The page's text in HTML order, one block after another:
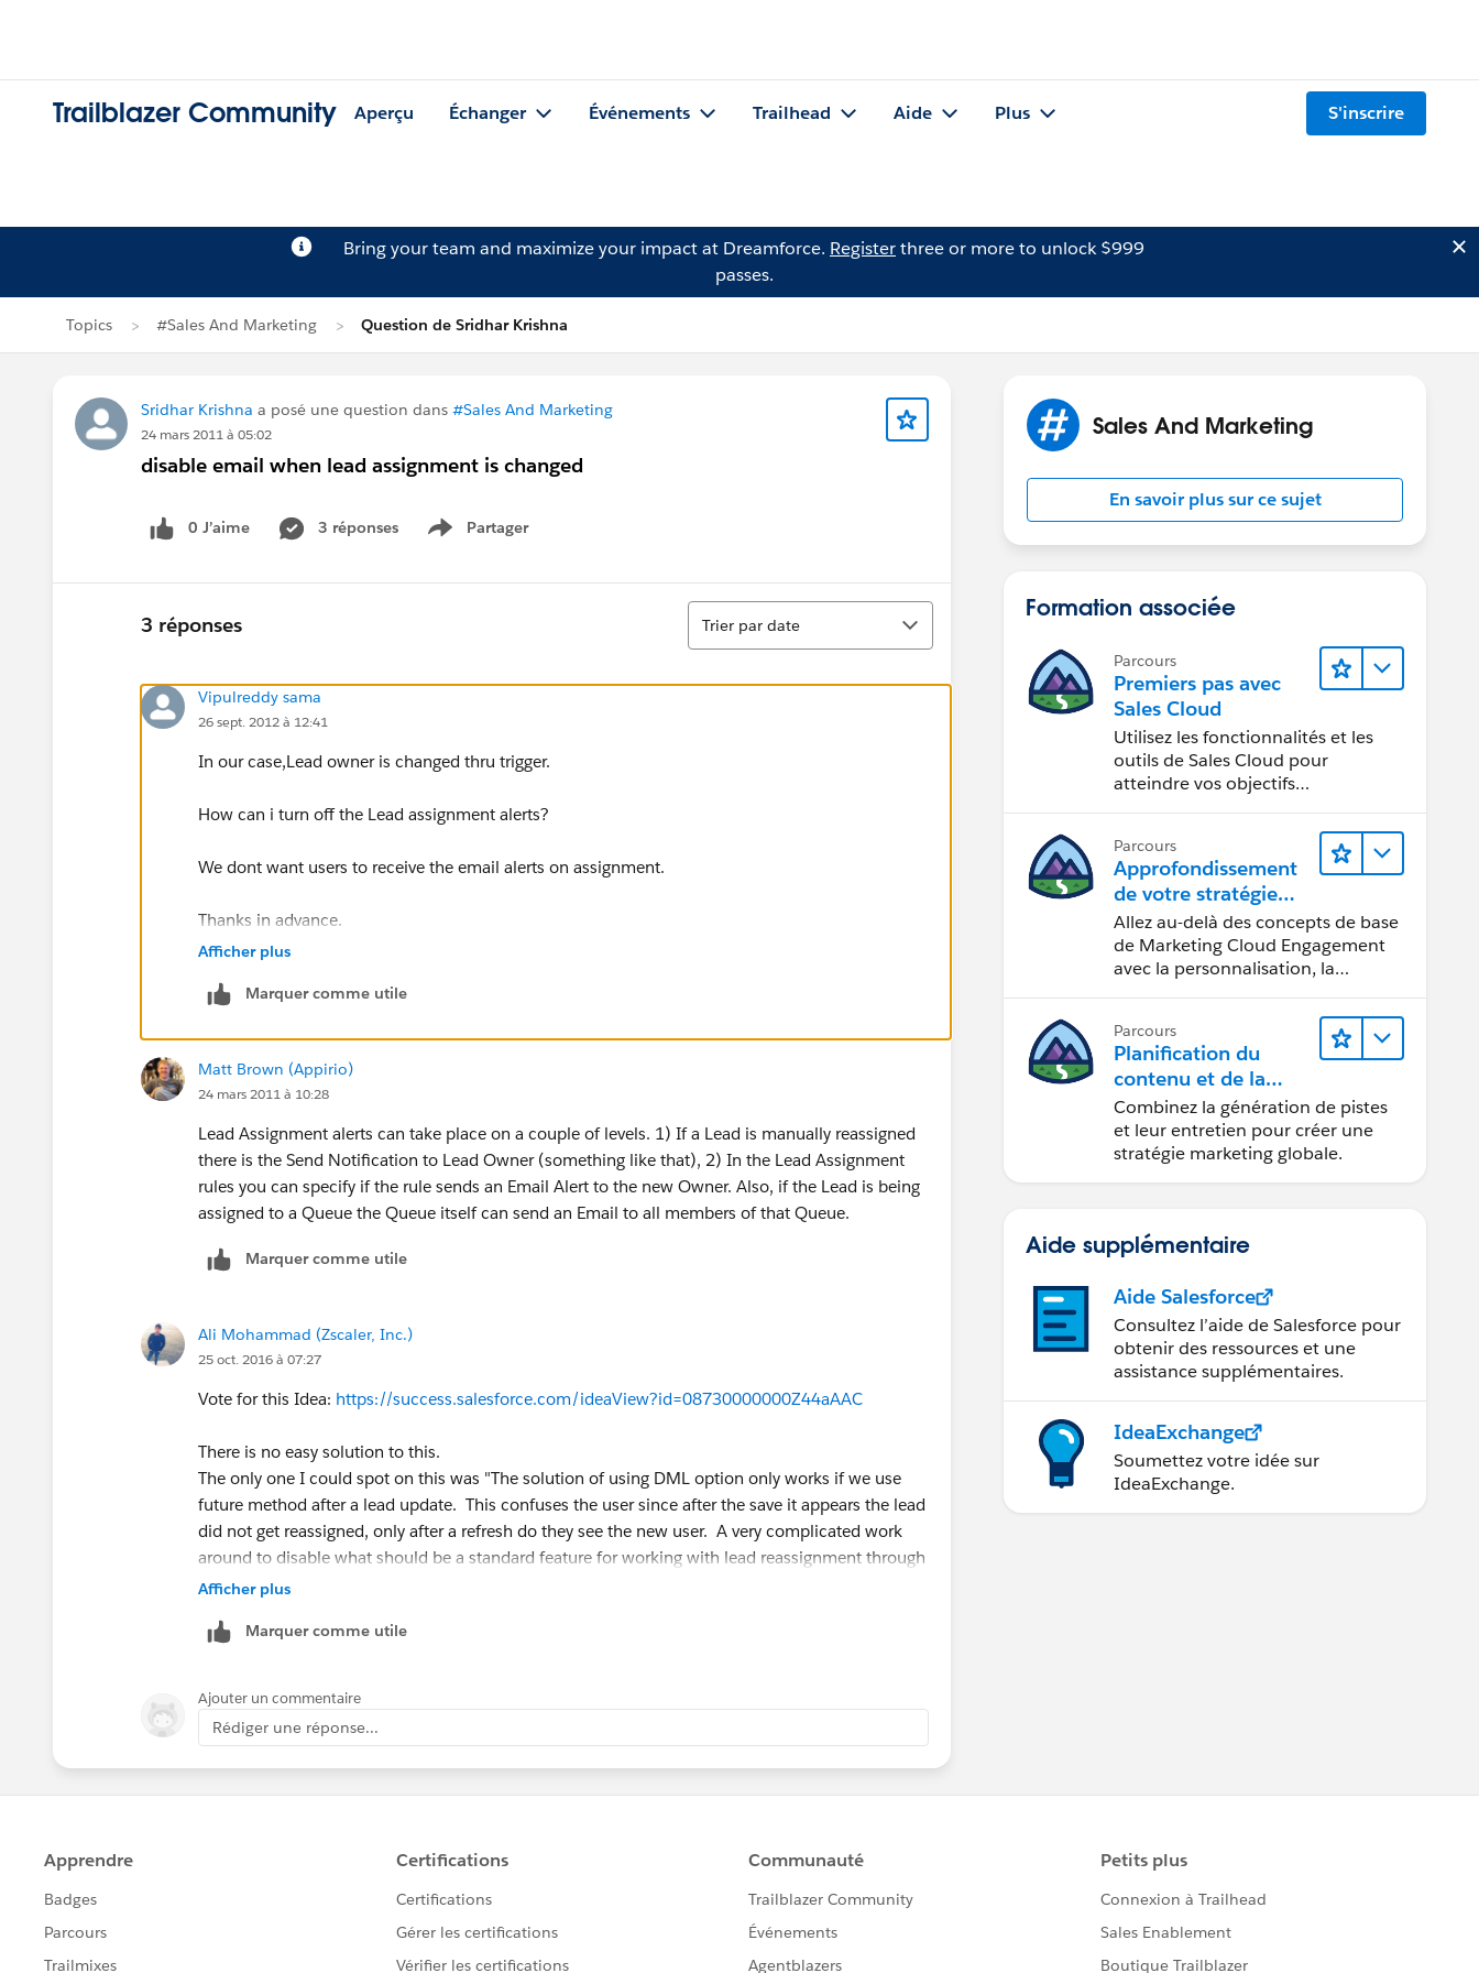
Trailblazer Community Aperçu Échanger Événements Trailhead Aide Plus S'inscrire
Bring your team and maximize your impact at Dreamforce. Registerthree or more to unlock $999
passes.
Topics #Sales And Marketing Question de Sridhar Krishna
Sridhar Krishna a posé une question dans #Sales And Marketing
24 mars 2011 à 05:02
disable email when lead assignment is changed
0 J’aime 3 réponses Partager
Show menu
3 réponses
Tri
Trier par date
Vipulreddy sama
26 sept. 2012 à 12:41
In our case,Lead owner is changed thru trigger.
How can i turn off the Lead assignment alerts?
We dont want users to receive the email alerts on assignment.
Thanks in advance.
Afficher plus
Marquer comme utile
Matt Brown (Appirio)
24 mars 2011 à 10:28
Lead Assignment alerts can take place on a couple of levels. 1) If a Lead is manually reassigned
there is the Send Notification to Lead Owner (something like that), 2) In the Lead Assignment
rules you can specify if the rule sends an Email Alert to the new Owner. Also, if the Lead is being
assigned to a Queue the Queue itself can send an Email to all members of that Queue.
Marquer comme utile
Ali Mohammad (Zscaler, Inc.)
25 oct. 2016 à 07:27
Vote for this Idea: https://success.salesforce.com/ideaView?id=08730000000Z44aAAC
There is no easy solution to this.
The only one I could spot on this was "The solution of using DML option only works if we use
future method after a lead update. This confuses the user since after the save it appears the lead
did not get reassigned, only after a refresh do they see the new user. A very complicated work
around to disable what should be a standard feature for working with lead reassignment through
APEX."
Afficher plus
Marquer comme utile
Ajouter un commentaire
Rédiger une réponse...
Sales And Marketing
En savoir plus sur ce sujet
Formation associée
Parcours
Premiers pas avec
Sales Cloud
Utilisez les fonctionnalités et les
outils de Sales Cloud pour
atteindre vos objectifs
Parcours
Approfondissement
de votre stratégie
marketing
Allez au-delà des concepts de base
de Marketing Cloud Engagement
avec la personnalisation, la
Parcours
Planification du
contenu et de la
stratégie marketing
avec
Marketing Cloud
Account Engagemen
Combinez la génération de pistes
et leur entretien pour créer une
stratégie marketing globale.
Aide supplémentaire
Aide Salesforce
Consultez l’aide de Salesforce pour
obtenir des ressources et une
assistance supplémentaires.
IdeaExchange
Soumettez votre idée sur
IdeaExchange.